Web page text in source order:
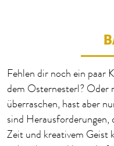
Fehlen dir noch ein paar
dem Osternesterl? Oder
überraschen, hast aber
sind
Zeit und kreativem Geist